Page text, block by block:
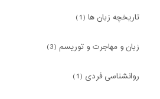
تاریخچه زبان ها (1)
زبان و مهاجرت و توریسم (3)
روانشناسی فردی (1)